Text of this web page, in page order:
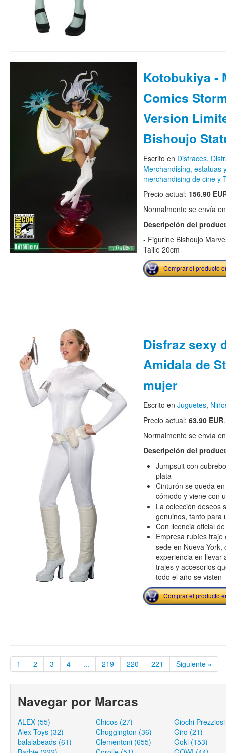
Kotobukiya -
Comics
Version
Bishoujo
Escrito en Disfraces,
Merchandising, estatuas
merchandising de cine y
Precio actual: 156.90
Normalmente se envía
Descripción del
- Figurine Bishoujo
Taille 20cm
Comprar el producto
Disfraz sexy
Amidala de
mujer
Escrito en Juguetes,
Precio actual: 63.90 EUR.
Normalmente se envía
Descripción del
Jumpsuit con
plata
Cinturón se queda
cómodo y viene con
La colección deseos
genuinos, tanto para
Con licencia oficial
Empresa rubíes
sede en Nueva
experiencia en llevar
trajes y accesorios
todo el año se visten
Comprar el producto
1 2 3 4 ... 219 220 221 Siguiente »
Navegar por Marcas
ALEX (55)
Alex Toys (32)
balalabeads (61)
Chicos (27)
Chuggington (36)
Clementoni (655)
Giochi
Giro (21)
Goki (153)